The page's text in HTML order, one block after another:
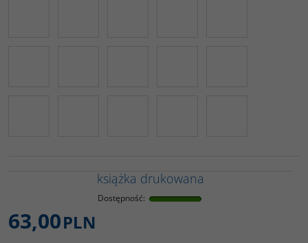
książka drukowana
Dostępność:
63,00PLN